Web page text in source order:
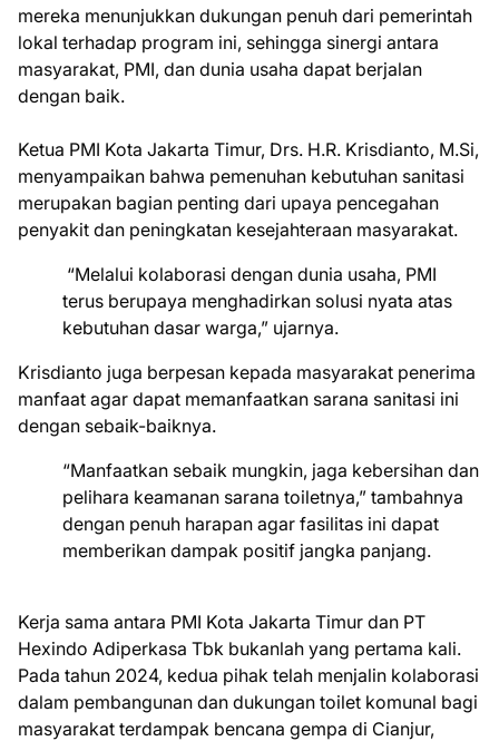
mereka menunjukkan dukungan penuh dari pemerintah
lokal terhadap program ini, sehingga sinergi antara
masyarakat, PMI, dan dunia usaha dapat berjalan
dengan baik.
Ketua PMI Kota Jakarta Timur, Drs. H.R. Krisdianto, M.Si,
menyampaikan bahwa pemenuhan kebutuhan sanitasi
merupakan bagian penting dari upaya pencegahan
penyakit dan peningkatan kesejahteraan masyarakat.
“Melalui kolaborasi dengan dunia usaha, PMI
terus berupaya menghadirkan solusi nyata atas
kebutuhan dasar warga,” ujarnya.
Krisdianto juga berpesan kepada masyarakat penerima
manfaat agar dapat memanfaatkan sarana sanitasi ini
dengan sebaik-baiknya.
“Manfaatkan sebaik mungkin, jaga kebersihan dan
pelihara keamanan sarana toiletnya,” tambahnya
dengan penuh harapan agar fasilitas ini dapat
memberikan dampak positif jangka panjang.
Kerja sama antara PMI Kota Jakarta Timur dan PT
Hexindo Adiperkasa Tbk bukanlah yang pertama kali.
Pada tahun 2024, kedua pihak telah menjalin kolaborasi
dalam pembangunan dan dukungan toilet komunal bagi
masyarakat terdampak bencana gempa di Cianjur,